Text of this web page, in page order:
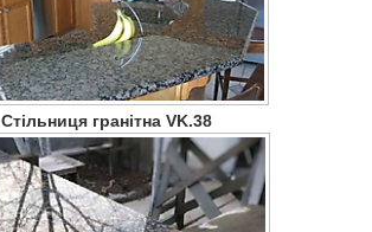
Стільниця гранітна VK.38